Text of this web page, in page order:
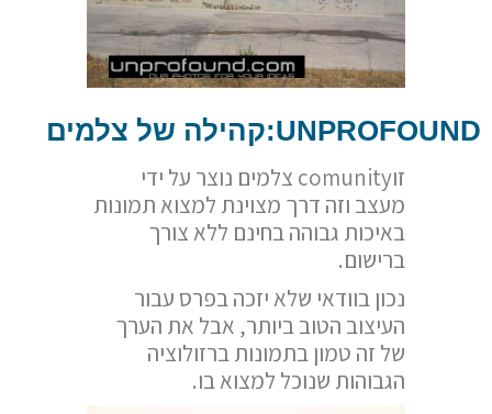
UNPROFOUND:קהילה של צלמים
זוcomunity צלמים נוצר על ידי
מעצב וזה דרך מצוינת למצוא תמונות
באיכות גבוהה בחינם ללא צורך
ברישום.
נכון בוודאי שלא יזכה בפרס עבור
העיצוב הטוב ביותר, אבל את הערך
של זה טמון בתמונות ברזולוציה
הגבוהות שנוכל למצוא בו.